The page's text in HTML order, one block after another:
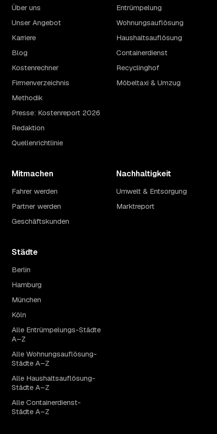
Über uns
Unser Angebot
Karriere
Blog
Kostenrechner
Firmenverzeichnis
Methodik
Presse: Kostenreport 2026
Redaktion
Quellenrichtlinie
Entrümpelung
Wohnungsauflösung
Haushaltsauflösung
Containerdienst
Recyclinghof
Möbeltaxi & Umzug
Mitmachen
Fahrer werden
Partner werden
Geschäftskunden
Nachhaltigkeit
Umwelt & Entsorgung
Marktreport
Städte
Berlin
Hamburg
München
Köln
Alle Entrümpelungs-Städte
A–Z
Alle Wohnungsauflösung-
Städte A–Z
Alle Haushaltsauflösung-
Städte A–Z
Alle Containerdienst-
Städte A–Z